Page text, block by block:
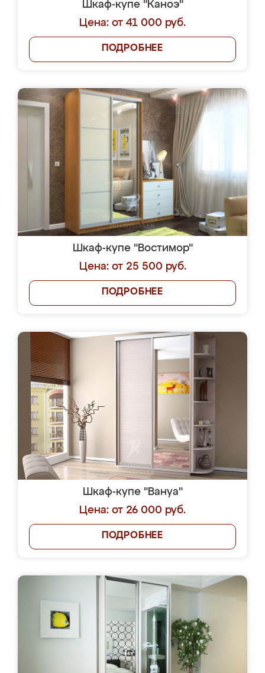
Шкаф-купе "Каноэ"
Цена: от 41 000 руб.
ПОДРОБНЕЕ
Шкаф-купе "Востимор"
Цена: от 25 500 руб.
ПОДРОБНЕЕ
Шкаф-купе "Вануа"
Цена: от 26 000 руб.
ПОДРОБНЕЕ